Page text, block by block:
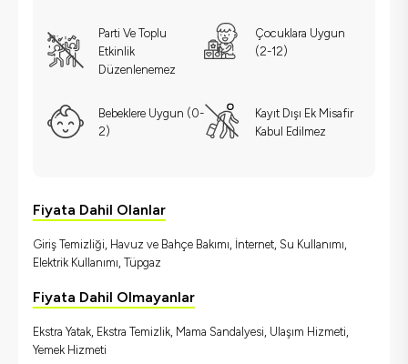
Parti Ve Toplu
Etkinlik
Düzenlenemez
Çocuklara Uygun
(2-12)
Bebeklere Uygun (0-
2)
Kayıt Dışı Ek Misafir
Kabul Edilmez
Fiyata Dahil Olanlar
Giriş Temizliği, Havuz ve Bahçe Bakımı, İnternet, Su Kullanımı,
Elektrik Kullanımı, Tüpgaz
Fiyata Dahil Olmayanlar
Ekstra Yatak, Ekstra Temizlik, Mama Sandalyesi, Ulaşım Hizmeti,
Yemek Hizmeti